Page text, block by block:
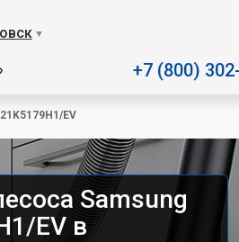
▼
+7 (800)
EV
Samsung
EV в